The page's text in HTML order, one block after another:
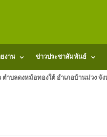
งาน ข่าวประชาสัมพันธ์
บลดงหม้อทองใต้ อำเภอบ้านม่วง